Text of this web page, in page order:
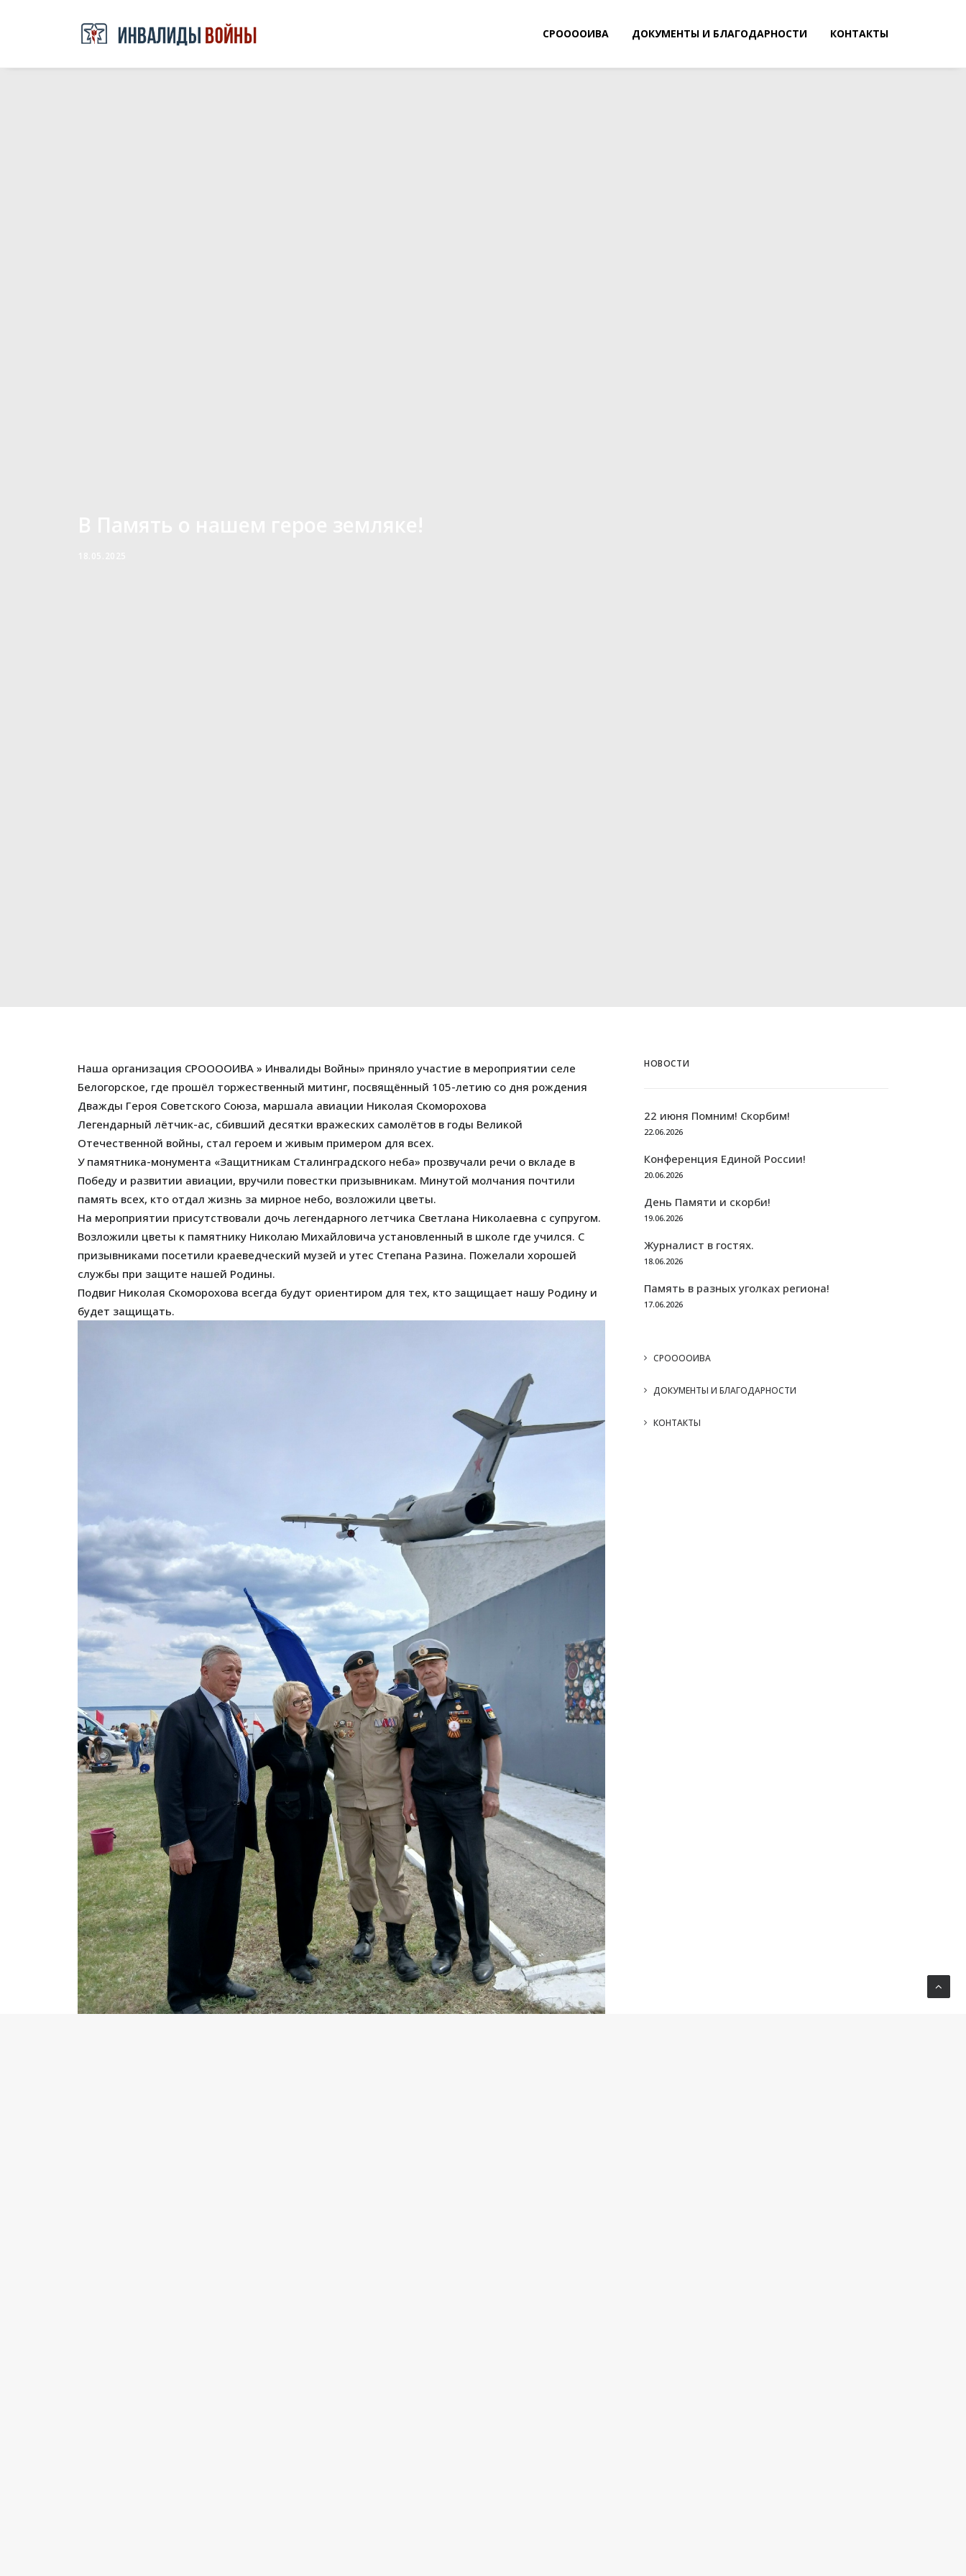
СРООООИВА ДОКУМЕНТЫ И БЛАГОДАРНОСТИ КОНТАКТЫ
Наша организация СРООООИВА » Инвалиды Войны» приняло участие в мероприятии селе
Белогорское, где прошёл торжественный митинг, посвящённый 105-летию со дня рождения
Дважды Героя Советского Союза, маршала авиации Николая Скоморохова
Легендарный лётчик-ас, сбивший десятки вражеских самолётов в годы Великой
Отечественной войны, стал героем и живым примером для всех.
У памятника-монумента «Защитникам Сталинградского неба» прозвучали речи о вкладе в
Победу и развитии авиации, вручили повестки призывникам. Минутой молчания почтили
память всех, кто отдал жизнь за мирное небо, возложили цветы.
На мероприятии присутствовали дочь легендарного летчика Светлана Николаевна с супругом.
Возложили цветы к памятнику Николаю Михайловича установленный в школе где учился. С
призывниками посетили краеведческий музей и утес Степана Разина. Пожелали хорошей
службы при защите нашей Родины.
Подвиг Николая Скоморохова всегда будут ориентиром для тех, кто защищает нашу Родину и
будет защищать.
НОВОСТИ
22 июня Помним! Скорбим!
22.06.2026
Конференция Единой России!
20.06.2026
День Памяти и скорби!
19.06.2026
Журналист в гостях.
18.06.2026
Память в разных уголках региона!
17.06.2026
СРООООИВА
ДОКУМЕНТЫ И БЛАГОДАРНОСТИ
КОНТАКТЫ